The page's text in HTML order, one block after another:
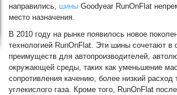
Гарфик
работы
и
схема
проезда
направились, шины Goodyear RunOnFlat
место назначения.
В 2010 году на рынке появилось новое
технологией RunOnFlat. Эти шины сочетают в
преимуществ для автопроизводителей,
окружающей среды, таких как уменьшение
сопротивления качению, более низкий расход
углекислого газа. Кроме того, RunOnFlat